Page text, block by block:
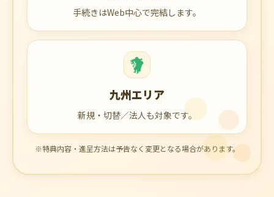
手続きはWeb中心で完結します。
九州エリア
新規・切替／法人も対象です。
※特典内容・進呈方法は予告なく変更となる場合があります。